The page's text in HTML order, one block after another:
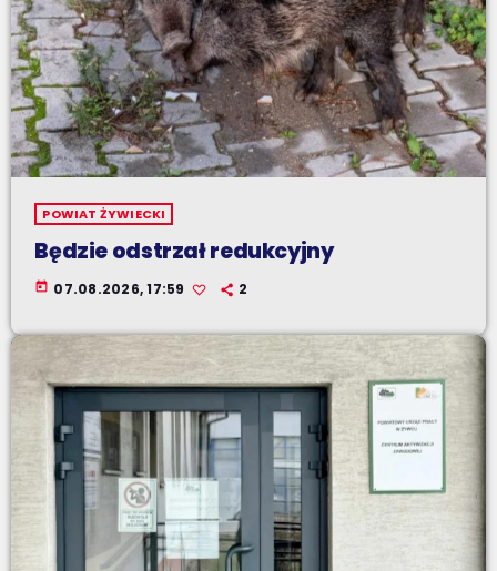
POWIAT ŻYWIECKI
Będzie odstrzał redukcyjny
today 07.08.2026, 17:59 2